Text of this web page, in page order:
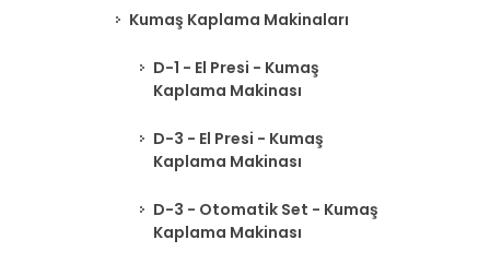
Kumaş Kaplama Makinaları
D-1 - El Presi - Kumaş
Kaplama Makinası
D-3 - El Presi - Kumaş
Kaplama Makinası
D-3 - Otomatik Set - Kumaş
Kaplama Makinası